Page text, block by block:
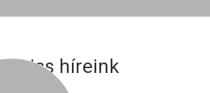
Friss híreink